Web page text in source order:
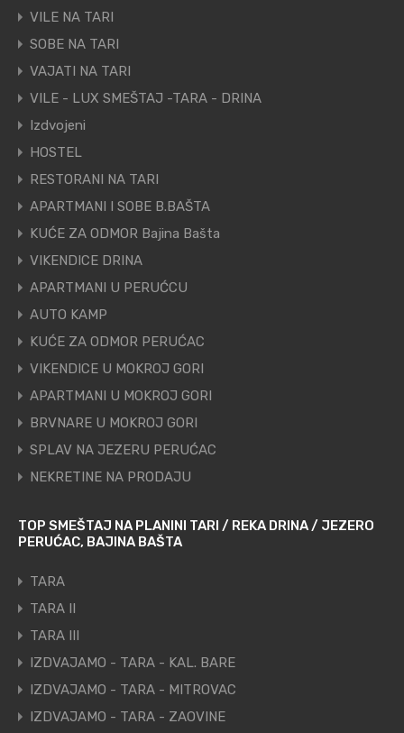
VILE NA TARI
SOBE NA TARI
VAJATI NA TARI
VILE - LUX SMEŠTAJ -TARA - DRINA
Izdvojeni
HOSTEL
RESTORANI NA TARI
APARTMANI I SOBE B.BAŠTA
KUĆE ZA ODMOR Bajina Bašta
VIKENDICE DRINA
APARTMANI U PERUĆCU
AUTO KAMP
KUĆE ZA ODMOR PERUĆAC
VIKENDICE U MOKROJ GORI
APARTMANI U MOKROJ GORI
BRVNARE U MOKROJ GORI
SPLAV NA JEZERU PERUĆAC
NEKRETINE NA PRODAJU
TOP SMEŠTAJ NA PLANINI TARI / REKA DRINA / JEZERO
PERUĆAC, BAJINA BAŠTA
TARA
TARA II
TARA III
IZDVAJAMO - TARA - KAL. BARE
IZDVAJAMO - TARA - MITROVAC
IZDVAJAMO - TARA - ZAOVINE